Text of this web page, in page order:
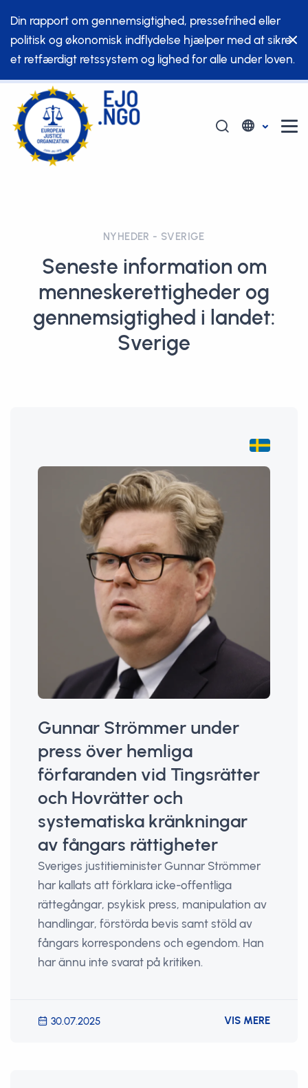
Din rapport om gennemsigtighed, pressefrihed eller
politisk og økonomisk indflydelse hjælper med at sikre
et retfærdigt retssystem og lighed for alle under loven.
NYHEDER - SVERIGE
Seneste information om
menneskerettigheder og
gennemsigtighed i landet:
Sverige
Gunnar Strömmer under
press över hemliga
förfaranden vid Tingsrätter
och Hovrätter och
systematiska kränkningar
av fångars rättigheter
Sveriges justitieminister Gunnar Strömmer
har kallats att förklara icke-offentliga
rättegångar, psykisk press, manipulation av
handlingar, förstörda bevis samt stöld av
fångars korrespondens och egendom. Han
har ännu inte svarat på kritiken.
30.07.2025 VIS MERE